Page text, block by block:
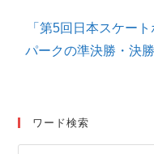
む
「第5回日本スケー
パークの準決勝・決
ワード検索